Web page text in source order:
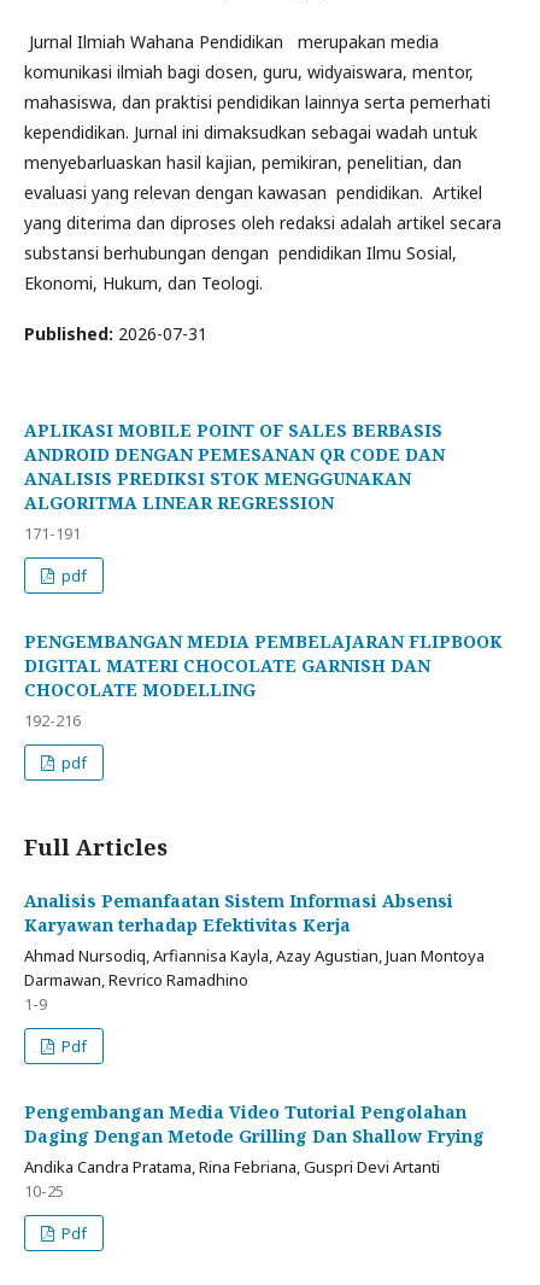
Jurnal Ilmiah Wahana Pendidikan merupakan media
komunikasi ilmiah bagi dosen, guru, widyaiswara, mentor,
mahasiswa, dan praktisi pendidikan lainnya serta pemerhati
kependidikan. Jurnal ini dimaksudkan sebagai wadah untuk
menyebarluaskan hasil kajian, pemikiran, penelitian, dan
evaluasi yang relevan dengan kawasan pendidikan. Artikel
yang diterima dan diproses oleh redaksi adalah artikel secara
substansi berhubungan dengan pendidikan Ilmu Sosial,
Ekonomi, Hukum, dan Teologi.
Published: 2026-07-31
APLIKASI MOBILE POINT OF SALES BERBASIS
ANDROID DENGAN PEMESANAN QR CODE DAN
ANALISIS PREDIKSI STOK MENGGUNAKAN
ALGORITMA LINEAR REGRESSION
171-191
pdf
PENGEMBANGAN MEDIA PEMBELAJARAN FLIPBOOK
DIGITAL MATERI CHOCOLATE GARNISH DAN
CHOCOLATE MODELLING
192-216
pdf
Full Articles
Analisis Pemanfaatan Sistem Informasi Absensi
Karyawan terhadap Efektivitas Kerja
Ahmad Nursodiq, Arfiannisa Kayla, Azay Agustian, Juan Montoya
Darmawan, Revrico Ramadhino
1-9
Pdf
Pengembangan Media Video Tutorial Pengolahan
Daging Dengan Metode Grilling Dan Shallow Frying
Andika Candra Pratama, Rina Febriana, Guspri Devi Artanti
10-25
Pdf